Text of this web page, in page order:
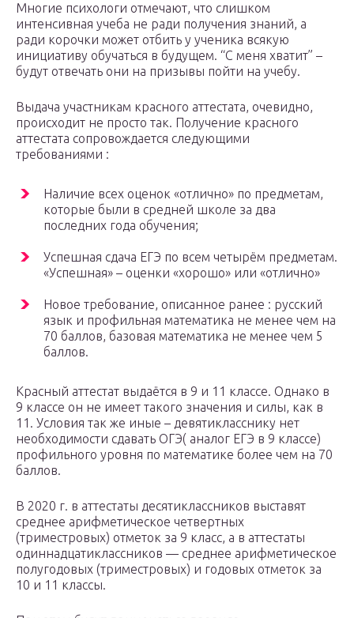
Многие психологи отмечают, что слишком
интенсивная учеба не ради получения знаний, а
ради корочки может отбить у ученика всякую
инициативу обучаться в будущем. “С меня хватит” –
будут отвечать они на призывы пойти на учебу.
Выдача участникам красного аттестата, очевидно,
происходит не просто так. Получение красного
аттестата сопровождается следующими
требованиями :
Наличие всех оценок «отлично» по предметам,
которые были в средней школе за два
последних года обучения;
Успешная сдача ЕГЭ по всем четырём предметам.
«Успешная» – оценки «хорошо» или «отлично»
Новое требование, описанное ранее : русский
язык и профильная математика не менее чем на
70 баллов, базовая математика не менее чем 5
баллов.
Красный аттестат выдаётся в 9 и 11 классе. Однако в
9 классе он не имеет такого значения и силы, как в
11. Условия так же иные – девятикласснику нет
необходимости сдавать ОГЭ( аналог ЕГЭ в 9 классе)
профильного уровня по математике более чем на 70
баллов.
В 2020 г. в аттестаты десятиклассников выставят
среднее арифметическое четвертных
(триместровых) отметок за 9 класс, а в аттестаты
одиннадцатиклассников — среднее арифметическое
полугодовых (триместровых) и годовых отметок за
10 и 11 классы.